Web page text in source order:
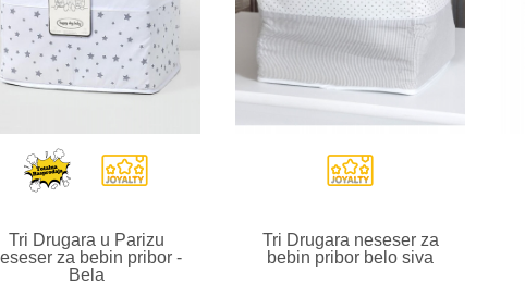
Tri Drugara u Parizu
za bebin pribor -
Bela
Tri Drugara neseser za
bebin pribor belo siva